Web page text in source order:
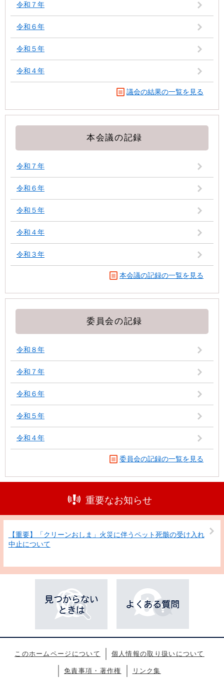
令和７年
令和６年
令和５年
令和４年
議会の結果の一覧を見る
本会議の記録
令和７年
令和６年
令和５年
令和４年
令和３年
本会議の記録の一覧を見る
委員会の記録
令和８年
令和７年
令和６年
令和５年
令和４年
委員会の記録の一覧を見る
重要なお知らせ
【重要】「クリーンおしま」火災に伴うペット死骸の受け入れ
中止について
このホームページについて 個人情報の取り扱いについて
免責事項・著作権 リンク集